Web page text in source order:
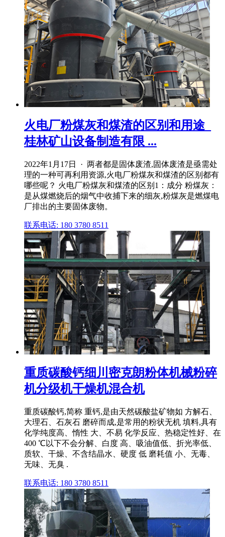
火电厂粉煤灰和煤渣的区别和用途_
桂林矿山设备制造有限 ...
2022年1月17日 · 两者都是固体废渣,固体废渣是亟需处
理的一种可再利用资源,火电厂粉煤灰和煤渣的区别都有
哪些呢？ 火电厂粉煤灰和煤渣的区别1：成分 粉煤灰：
是从煤燃烧后的烟气中收捕下来的细灰,粉煤灰是燃煤电
厂排出的主要固体废物。
联系电话: 180 3780 8511
重质碳酸钙细川密克朗粉体机械粉碎
机分级机干燥机混合机
重质碳酸钙,简称 重钙,是由天然碳酸盐矿物如 方解石、
大理石、石灰石 磨碎而成,是常用的粉状无机 填料,具有
化学纯度高、惰性 大、不易 化学反应、热稳定性好、在
400 ℃以下不会分解、白度 高、吸油值低、折光率低、
质软、干燥、不含结晶水、硬度 低 磨耗值 小、无毒、
无味、无臭 .
联系电话: 180 3780 8511